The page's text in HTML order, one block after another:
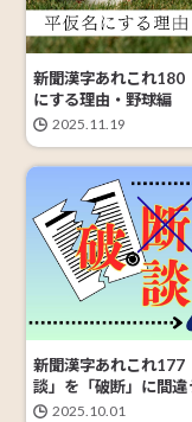
新聞漢字あれこれ
にする理由・野球編
2025.11.19
新聞漢字あれこれ
談」を「破断」に間
2025.10.01